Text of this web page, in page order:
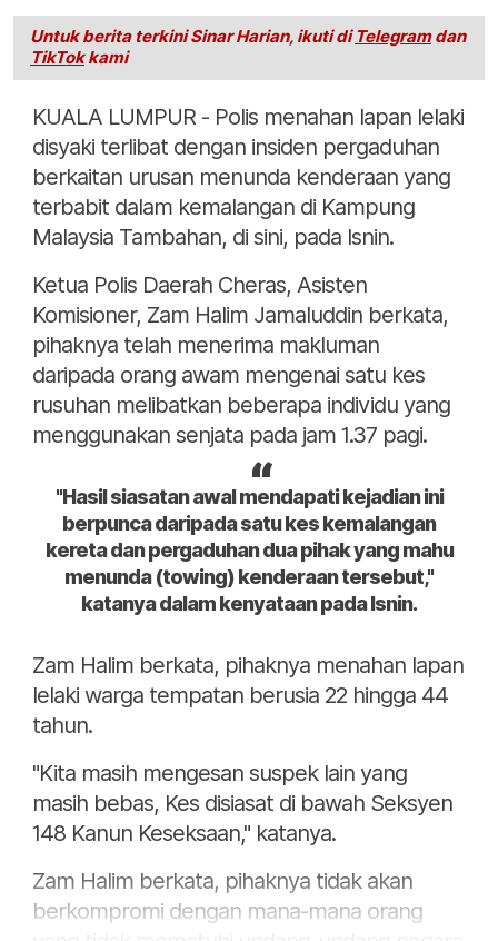
Untuk berita terkini Sinar Harian, ikuti di Telegramdan
TikTokkami
KUALA LUMPUR - Polis menahan lapan lelaki
disyaki terlibat dengan insiden pergaduhan
berkaitan urusan menunda kenderaan yang
terbabit dalam kemalangan di Kampung
Malaysia Tambahan, di sini, pada Isnin.
Ketua Polis Daerah Cheras, Asisten
Komisioner, Zam Halim Jamaluddin berkata,
pihaknya telah menerima makluman
daripada orang awam mengenai satu kes
rusuhan melibatkan beberapa individu yang
menggunakan senjata pada jam 1.37 pagi.
"Hasil siasatan awal mendapati kejadian ini
berpunca daripada satu kes kemalangan
kereta dan pergaduhan dua pihak yang mahu
menunda (towing) kenderaan tersebut,"
katanya dalam kenyataan pada Isnin.
Zam Halim berkata, pihaknya menahan lapan
lelaki warga tempatan berusia 22 hingga 44
tahun.
"Kita masih mengesan suspek lain yang
masih bebas, Kes disiasat di bawah Seksyen
148 Kanun Keseksaan," katanya.
Zam Halim berkata, pihaknya tidak akan
berkompromi dengan mana-mana orang